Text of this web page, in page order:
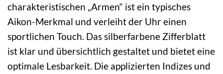
charakteristischen „Armen“ ist ein typisches
Aikon-Merkmal und verleiht der Uhr einen
sportlichen Touch. Das silberfarbene Zifferblatt
ist klar und übersichtlich gestaltet und bietet eine
optimale Lesbarkeit. Die applizierten Indizes und